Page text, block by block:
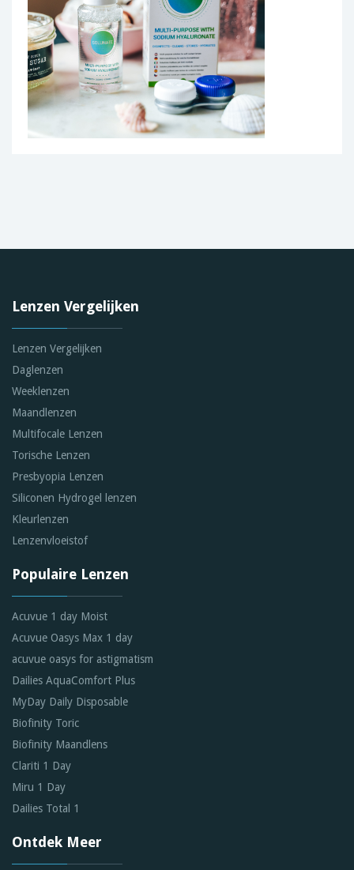
Lenzen Vergelijken
Lenzen Vergelijken
Daglenzen
Weeklenzen
Maandlenzen
Multifocale Lenzen
Torische Lenzen
Presbyopia Lenzen
Siliconen Hydrogel lenzen
Kleurlenzen
Lenzenvloeistof
Populaire Lenzen
Acuvue 1 day Moist
Acuvue Oasys Max 1 day
acuvue oasys for astigmatism
Dailies AquaComfort Plus
MyDay Daily Disposable
Biofinity Toric
Biofinity Maandlens
Clariti 1 Day
Miru 1 Day
Dailies Total 1
Ontdek Meer